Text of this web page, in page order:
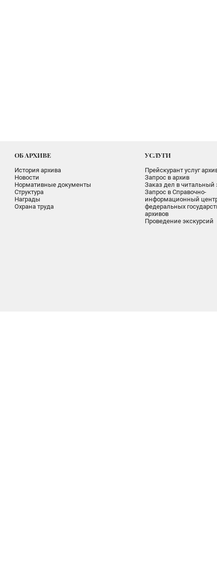
ОБ АРХИВЕ
История архива
Новости
Нормативные документы
Структура
Награды
Охрана труда
УСЛУГИ
Прейскурант услуг
Запрос в архив
Заказ дел в читальный
Запрос в Справочно-
информационный
федеральных
архивов
Проведение экскурсий